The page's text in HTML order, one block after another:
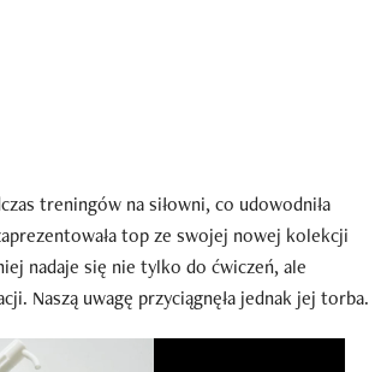
treningów na siłowni, co udowodniła
top ze swojej nowej kolekcji
nadaje się nie tylko do ćwiczeń, ale
Naszą uwagę przyciągnęła jednak jej torba.